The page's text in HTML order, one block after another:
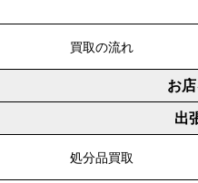
買取の流れ
お
出
処分品買取